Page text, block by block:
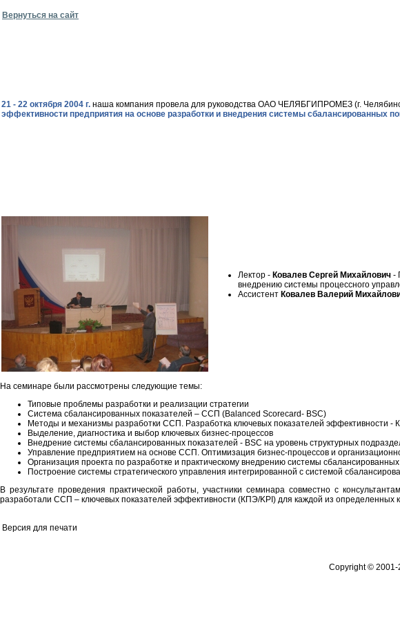
Вернуться на сайт
21 - 22 октября 2004 г. наша компания провела для руководства ОАО ЧЕЛЯБГИПРОМЕЗ (г.
эффективности предприятия на основе разработки и внедрения системы сбалансированных
Лектор - Ковалев Сергей Михайлович -
внедрению системы процессного
Ассистент Ковалев Валерий
На семинаре были рассмотрены следующие темы:
Типовые проблемы разработки и реализации стратегии
Система сбалансированных показателей – ССП (Balanced Scorecard- BSC)
Методы и механизмы разработки ССП. Разработка ключевых показателей эффективности -
Выделение, диагностика и выбор ключевых бизнес-процессов
Внедрение системы сбалансированных показателей - BSC на уровень структурных
Управление предприятием на основе ССП. Оптимизация бизнес-процессов и
Организация проекта по разработке и практическому внедрению системы
Построение системы стратегического управления интегрированной с системой
В результате проведения практической работы, участники семинара совместно с
разработали ССП – ключевых показателей эффективности (КПЭ/KPI) для каждой из определенных
Версия для печати
Copyright © 2001-